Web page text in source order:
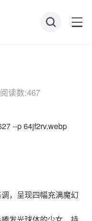
阅读数:467
，呈现四幅充满魔幻